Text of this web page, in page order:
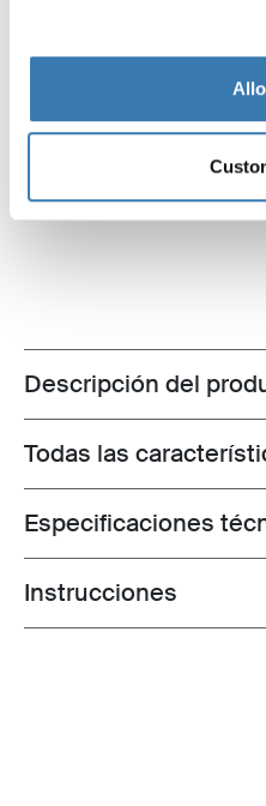
extensor de capacidad de
Toggle
Descripción del
Toggle
Todas las
Toggle
Especificaciones
Toggle guides and
Instrucciones